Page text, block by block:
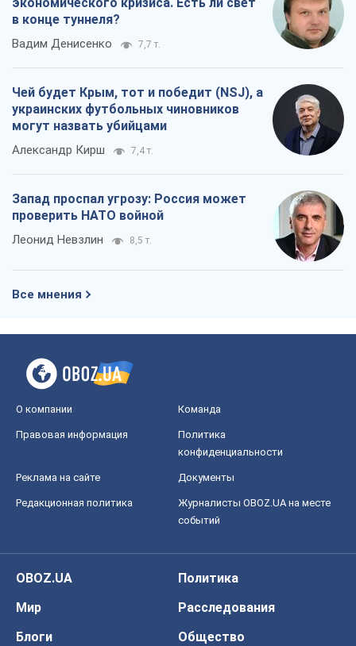
в конце туннеля?
Вадим Денисенко 7,7 т.
Чей будет Крым, тот и победит (NSJ), а
украинских футбольных чиновников
могут назвать убийцами
Александр Кирш 7,4 т.
Запад проспал угрозу: Россия может
проверить НАТО войной
Леонид Невзлин 8,5 т.
Все мнения
О компании Команда
Правовая информация
Политика
конфиденциальности
Реклама на сайте Документы
Редакционная политика
Журналисты OBOZ.UA на месте
событий
OBOZ.UA
Политика
Мир
Расследования
Блоги
Общество